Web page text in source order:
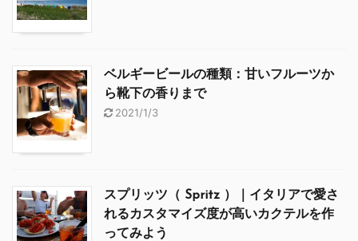
ベルギービールの種類：甘いフルーツか
ら靴下の香りまで
2021/1/3
スプリッツ（ Spritz ）｜イタリアで愛さ
れるカスタマイズ度が高いカクテルを作
ってみよう